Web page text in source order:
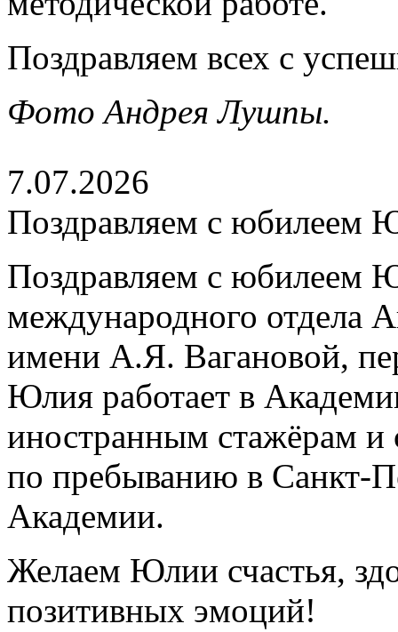
Поздравляем всех с
Фото Андрея Лушпы.
7.07.2026
Поздравляем с юбилеем
Поздравляем с юбилеем
международного отдела
имени А.Я. Вагановой,
Юлия работает в
иностранным стажёрам и
по пребыванию в Санкт-
Академии.
Желаем Юлии счастья,
позитивных эмоций!